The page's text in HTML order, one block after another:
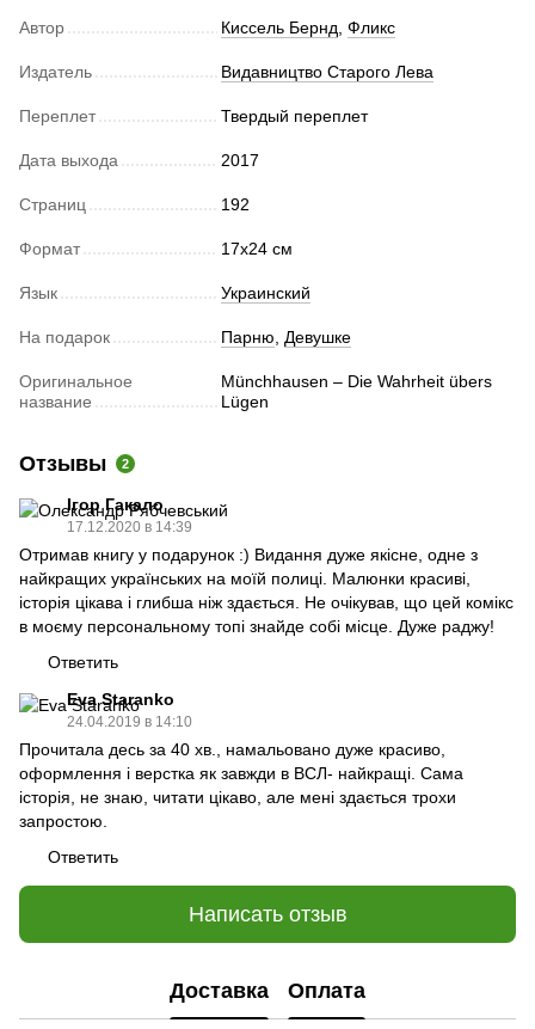
Автор Киссель Бернд, Фликс
Издатель Видавництво Старого Лева
Переплет Твердый переплет
Дата выхода 2017
Страниц 192
Формат 17х24 см
Язык Украинский
На подарок Парню, Девушке
Оригинальное
название
Münchhausen – Die Wahrheit übers
Lügen
Отзывы 2
Ігор Гакало
17.12.2020 в 14:39
Отримав книгу у подарунок :) Видання дуже якісне, одне з
найкращих українських на моїй полиці. Малюнки красиві,
історія цікава і глибша ніж здається. Не очікував, що цей комікс
в моєму персональному топі знайде собі місце. Дуже раджу!
Ответить
Eva Staranko
24.04.2019 в 14:10
Прочитала десь за 40 хв., намальовано дуже красиво,
оформлення і верстка як завжди в ВСЛ- найкращі. Сама
історія, не знаю, читати цікаво, але мені здається трохи
запростою.
Ответить
Написать отзыв
Доставка Оплата